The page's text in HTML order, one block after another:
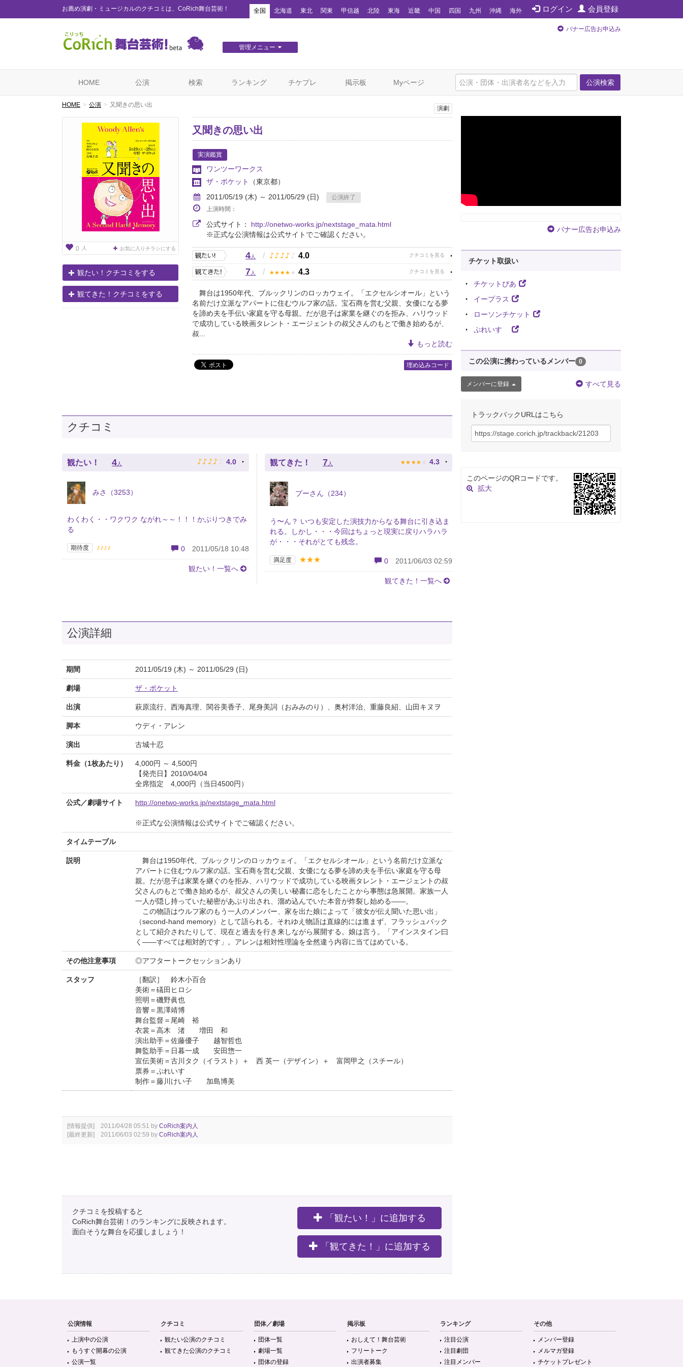
お薦め演劇・ミュージカルのクチコミは、CoRich舞台芸術！ ログイン 会員登録
全国 北海道 東北 関東 甲信越 北陸 東海 近畿 中国 四国 九州 沖縄 海外
管理メニュー
バナー広告お申込み
公演検索
HOME 公演 検索 ランキング チケプレ 掲示板 Myページ
HOME 公演 又聞きの思い出
0 人 お気に入りチラシにする
観たい！クチコミをする
観てきた！クチコミをする
演劇
又聞きの思い出
実演鑑賞
ワンツーワークス
ザ・ポケット
（東京都）
2011/05/19 (木) ～ 2011/05/29 (日)
公演終了
上演時間：
公式サイト： http://onetwo-works.jp/nextstage_mata.html
※正式な公演情報は公式サイトでご確認ください。
4人 / ♪ ♪ ♪ ♪ ♪ 4.0
7人 / ★ ★ ★ ★ ★ 4.3
舞台は1950年代、ブルックリンのロッカウェイ。「エクセルシオール」という
名前だけ立派なアパートに住むウルフ家の話。宝石商を営む父親、女優になる夢
を諦め夫を手伝い家庭を守る母親。だが息子は家業を継ぐのを拒み、ハリウッド
で成功している映画タレント・エージェントの叔父さんのもとで働き始めるが、
叔...
もっと読む
埋め込みコード
クチコミ
観たい！ 4 人 ♪ ♪ ♪ ♪ ♪ 4.0
みさ（3253）
わくわく・・ワクワク ながれ～～！！！かぶりつきでみ
る
期待度 ♪♪♪♪ 0 2011/05/18 10:48
観たい！一覧へ
観てきた！ 7 人 ★ ★ ★ ★ ★ 4.3
プーさん（234）
う〜ん？ いつも安定した演技力からなる舞台に引き込ま
れる。しかし・・・今回はちょっと現実に戻りハラハラ
が・・・それがとても残念。
満足度 ★★★ 0 2011/06/03 02:59
観てきた！一覧へ
公演詳細
期間 2011/05/19 (木) ～ 2011/05/29 (日)
劇場 ザ・ポケット
出演 萩原流行、西海真理、関谷美香子、尾身美詞（おみみのり）、奥村洋治、重藤良紹、山田キヌヲ
脚本 ウディ・アレン
演出 古城十忍
料金（1枚あたり）
4,000円 ～ 4,500円
【発売日】2010/04/04
全席指定 4,000円（当日4500円）
公式／劇場サイト http://onetwo-works.jp/nextstage_mata.html
※正式な公演情報は公式サイトでご確認ください。
タイムテーブル
説明
舞台は1950年代、ブルックリンのロッカウェイ。「エクセルシオール」という名前だけ立派な
アパートに住むウルフ家の話。宝石商を営む父親、女優になる夢を諦め夫を手伝い家庭を守る母
親。だが息子は家業を継ぐのを拒み、ハリウッドで成功している映画タレント・エージェントの叔
父さんのもとで働き始めるが、叔父さんの美しい秘書に恋をしたことから事態は急展開。家族一人
一人が隠し持っていた秘密があぶり出され、溜め込んでいた本音が炸裂し始める――。
この物語はウルフ家のもう一人のメンバー、家を出た娘によって「彼女が伝え聞いた思い出」
（second-hand memory）として語られる。それゆえ物語は直線的には進まず、フラッシュバック
として紹介されたりして、現在と過去を行き来しながら展開する。娘は言う。「アインスタイン曰
く――すべては相対的です」。アレンは相対性理論を全然違う内容に当てはめている。
その他注意事項 ◎アフタートークセッションあり
スタッフ
［翻訳］ 鈴木小百合
美術＝礒田ヒロシ
照明＝磯野眞也
音響＝黒澤靖博
舞台監督＝尾崎 裕
衣裳＝高木 渚 増田 和
演出助手＝佐藤優子 越智哲也
舞監助手＝日暮一成 安田惣一
宣伝美術＝古川タク（イラスト）＋ 西 英一（デザイン）＋ 富岡甲之（スチール）
票券＝ぷれいす
制作＝藤川けい子 加島博美
[情報提供] 2011/04/28 05:51 by CoRich案内人
[最終更新] 2011/06/03 02:59 by CoRich案内人
クチコミを投稿すると
CoRich舞台芸術！のランキングに反映されます。
面白そうな舞台を応援しましょう！
「観たい！」に追加する
「観てきた！」に追加する
バナー広告お申込み
チケット取扱い
チケットぴあ
イープラス
ローソンチケット
ぷれいす
この公演に携わっているメンバー 0
メンバーに登録 すべて見る
トラックバックURLはこちら
このページのQRコードです。
拡大
公演情報
上演中の公演
もうすぐ開幕の公演
公演一覧
クチコミ
観たい公演のクチコミ
観てきた公演のクチコミ
団体／劇場
団体一覧
劇場一覧
団体の登録
掲示板
おしえて！舞台芸術
フリートーク
出演者募集
ランキング
注目公演
注目劇団
注目メンバー
その他
メンバー登録
メルマガ登録
チケットプレゼント